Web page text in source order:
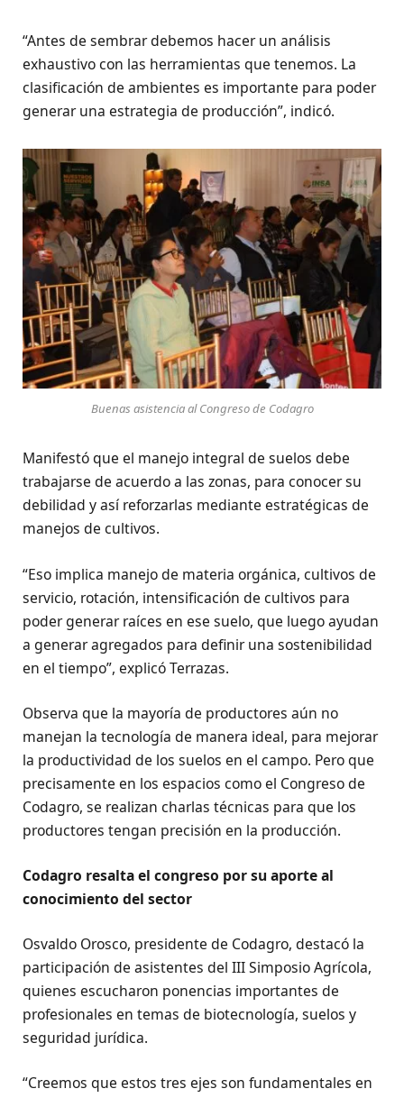
“Antes de sembrar debemos hacer un análisis
exhaustivo con las herramientas que tenemos. La
clasificación de ambientes es importante para poder
generar una estrategia de producción”, indicó.
Buenas asistencia al Congreso de Codagro
Manifestó que el manejo integral de suelos debe
trabajarse de acuerdo a las zonas, para conocer su
debilidad y así reforzarlas mediante estratégicas de
manejos de cultivos.
“Eso implica manejo de materia orgánica, cultivos de
servicio, rotación, intensificación de cultivos para
poder generar raíces en ese suelo, que luego ayudan
a generar agregados para definir una sostenibilidad
en el tiempo”, explicó Terrazas.
Observa que la mayoría de productores aún no
manejan la tecnología de manera ideal, para mejorar
la productividad de los suelos en el campo. Pero que
precisamente en los espacios como el Congreso de
Codagro, se realizan charlas técnicas para que los
productores tengan precisión en la producción.
Codagro resalta el congreso por su aporte al
conocimiento del sector
Osvaldo Orosco, presidente de Codagro, destacó la
participación de asistentes del III Simposio Agrícola,
quienes escucharon ponencias importantes de
profesionales en temas de biotecnología, suelos y
seguridad jurídica.
“Creemos que estos tres ejes son fundamentales en